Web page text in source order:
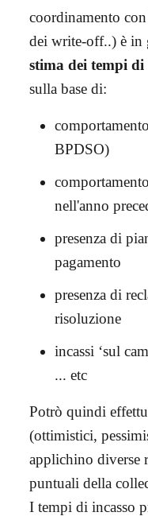
coordinamento
dei write-off..) è in
stima dei tempi di
sulla base di:
BPDSO)
nell'anno
presenza di
pagamento
presenza di
risoluzione
incassi ‘sul
... etc
Potrò quindi
(ottimistici,
applichino diverse
puntuali della
I tempi di incasso